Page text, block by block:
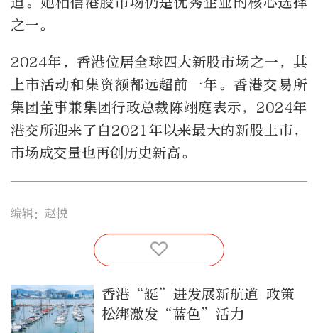
之一。
2024年，香港位居全球四大新股市场之一，其
上市活动和集资额都远超前一年。香港交易所
集团董事兼集团行政总裁陈翊庭表示，2024年
港交所迎来了自2021年以来最大的新股上市，
市场成交量也再创历史新高。
编辑：赵悦
香港“艇”进发展新航道 政策
松绑激发“蓝色”活力